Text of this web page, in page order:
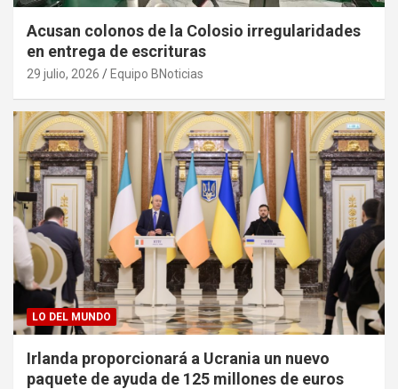
Acusan colonos de la Colosio irregularidades
en entrega de escrituras
29 julio, 2026 Equipo BNoticias
LO DEL MUNDO
Irlanda proporcionará a Ucrania un nuevo
paquete de ayuda de 125 millones de euros